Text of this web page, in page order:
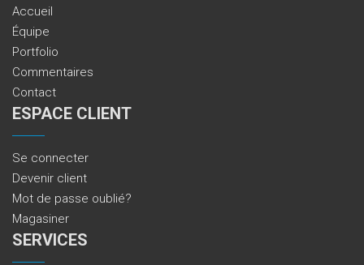
Accueil
Équipe
Portfolio
Commentaires
Contact
ESPACE CLIENT
Se connecter
Devenir client
Mot de passe oublié?
Magasiner
SERVICES